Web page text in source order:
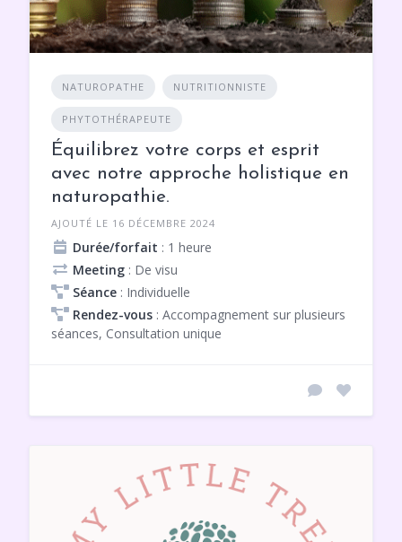
NATUROPATHE NUTRITIONNISTE
PHYTOTHÉRAPEUTE
Équilibrez votre corps et esprit
avec notre approche holistique en
naturopathie.
AJOUTÉ LE 16 DÉCEMBRE 2024
Durée/forfait : 1 heure
Meeting : De visu
Séance : Individuelle
Rendez-vous : Accompagnement sur plusieurs
séances, Consultation unique